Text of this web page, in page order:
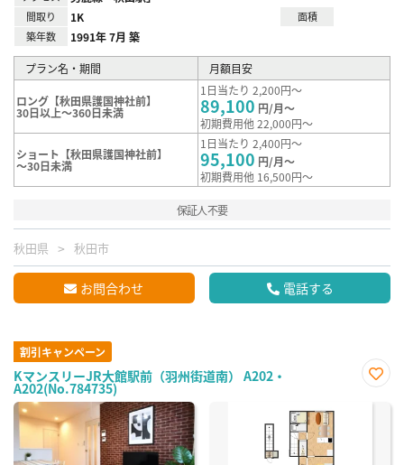
間取り 1K
面積
築年数
1991年 7月 築
プラン名・期間 月額目安
ロング【秋田県護国神社前】
30日以上～360日未満
1日当たり 2,200円～
89,100 円/月～
初期費用他 22,000円～
ショート【秋田県護国神社前】
～30日未満
1日当たり 2,400円～
95,100 円/月～
初期費用他 16,500円～
保証人不要
秋田県 秋田市
お問合わせ 電話する
割引キャンペーン
KマンスリーJR大館駅前（羽州街道南） A202・
A202(No.784735)
に入